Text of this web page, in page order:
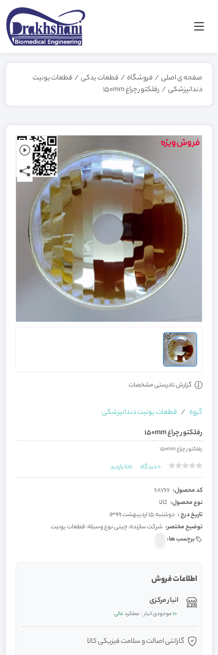
صفحه ی اصلی / فروشگاه / قطعات یدکی / قطعات یونیت
دندانپزشکی / رفلکتور چراغ 150mm
گزارش نادرستی مشخصات
گروه
قطعات یونیت دندانپزشکی
رفلکتور چراغ 150mm
رفلکتور چراغ 150mm
0دیدگاه 1181بازدید
کد محصول: 68766
نوع محصول: کالا
تاریخ درج : دوشنبه 15 اردیبهشت 1399
توضیح مختصر: شرکت سازنده: چینی نوع وسیله: قطعات یونیت
برچسب ها:
اطلاعات فروش
انبار مرکزی
10موجودی انبار عملکردعالی
گارانتی اصالت و سلامت فیزیکی کالا